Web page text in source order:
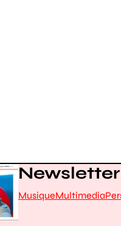
MusiqueMultimedia